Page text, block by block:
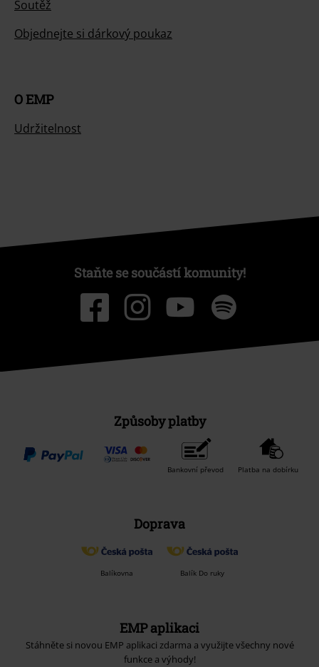
Soutěž
Objednejte si dárkový poukaz
O EMP
Udržitelnost
Staňte se součástí komunity!
Způsoby platby
Bankovní převod Platba na dobírku
Doprava
Balíkovna Balík Do ruky
EMP aplikaci
Stáhněte si novou EMP aplikaci zdarma a využijte všechny nové
funkce a výhody!